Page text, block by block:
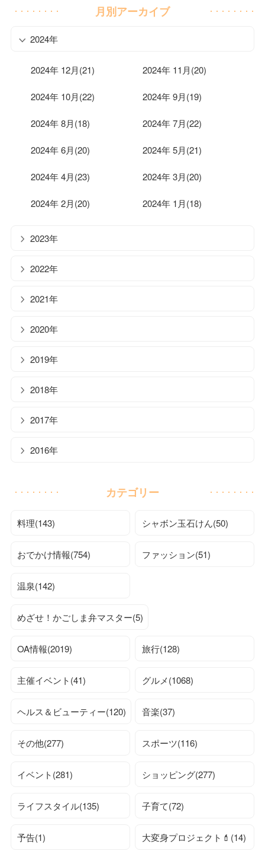
月別アーカイブ
2024年
2024年 12月(21) 2024年 11月(20)
2024年 10月(22) 2024年 9月(19)
2024年 8月(18) 2024年 7月(22)
2024年 6月(20) 2024年 5月(21)
2024年 4月(23) 2024年 3月(20)
2024年 2月(20) 2024年 1月(18)
2023年
2022年
2021年
2020年
2019年
2018年
2017年
2016年
カテゴリー
料理(143) シャボン玉石けん(50)
おでかけ情報(754) ファッション(51)
温泉(142)
めざせ！かごしま弁マスター(5)
OA情報(2019) 旅行(128)
主催イベント(41) グルメ(1068)
ヘルス＆ビューティー(120) 音楽(37)
その他(277) スポーツ(116)
イベント(281) ショッピング(277)
ライフスタイル(135) 子育て(72)
予告(1) 大変身プロジェクト💄(14)